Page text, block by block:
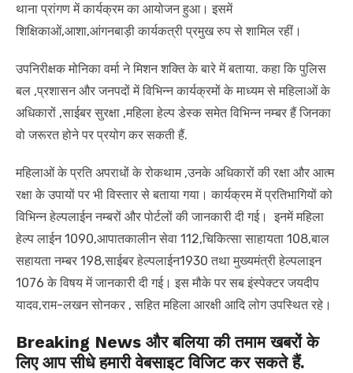
थाना प्रांगण में कार्यक्रम का आयोजन हुआ। इसमें
शिक्षिकाओं,आशा,आंगनबाड़ी कार्यकत्री प्रमुख रुप से शामिल रहीं।
उपनिरीक्षक मोनिका वर्मा ने मिशन शक्ति के बारे में बताया. कहा कि पुलिस
बल ,प्रशासन और जनपदों में विभिन्न कार्यक्रमों के माध्यम से महिलाओं के
अधिकारों ,साईबर सुरक्षा ,महिला हेल्प डेस्क समेत विभिन्न नम्बर हैं जिनका
वो जरूरत होने पर प्रयोग कर सकती हैं.
महिलाओं के प्रति अपराधों के रोकथाम ,उनके अधिकारों की रक्षा और आत्म
रक्षा के उपायों पर भी विस्तार से बताया गया। कार्यक्रम में प्रतिभागियों को
विभिन्न हेल्पलाईन नम्बरों और पोर्टलों की जानकारी दी गई। इनमें महिला
हेल्प लाईन 1090,आपातकालीन सेवा 112,चिकित्सा साहायता 108,बाल
सहायता नम्बर 198,साईबर हेल्पलाईन1930 तथा मुख्यमंत्री हेल्पलाइन
1076 के विषय में जानकारी दी गई। इस मौके पर सब इंस्पेक्टर जयदीप
यादव,राम-लखन सोनकर , सहित महिला आरक्षी आदि लोग उपस्थित रहे।
Breaking News और बलिया की तमाम खबरों के
लिए आप सीधे हमारी वेबसाइट विजिट कर सकते हैं.